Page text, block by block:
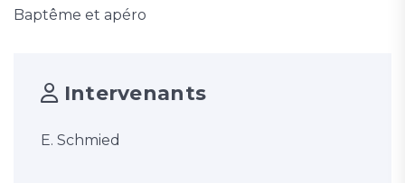
Baptême et apéro
Intervenants
E. Schmied